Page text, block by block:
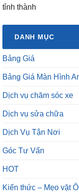
tỉnh thành
DANH MỤC
Bảng Giá
Bảng Giá Màn Hình
Dịch vụ chăm sóc xe
Dịch vụ sửa chữa
Dịch Vụ Tận Nơi
Góc Tư Vấn
HOT
Kiến thức – Mẹo vặt